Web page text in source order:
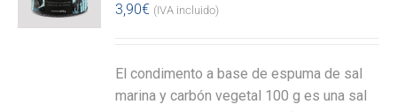
3,90€ (IVA incluido)
El condimento a base de espuma de sal
marina y carbón vegetal 100 g es una sal